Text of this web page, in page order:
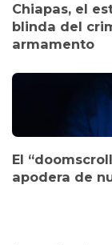
Chiapas, el
blinda del
armamento
El
apodera de